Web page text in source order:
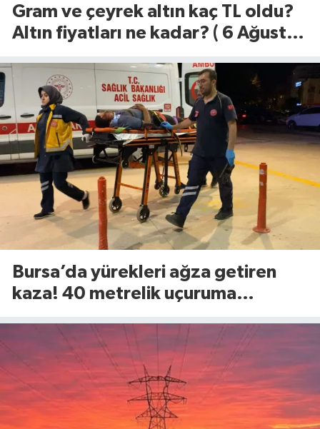
Gram ve çeyrek altın kaç TL oldu?
Altın fiyatları ne kadar? ( 6 Ağustos
Bursa’da yürekleri ağza getiren
kaza! 40 metrelik uçuruma